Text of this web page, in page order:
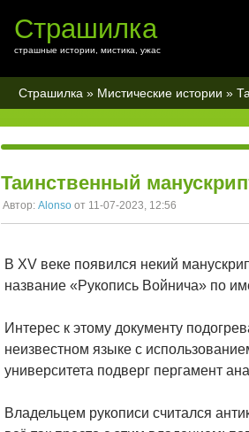
Страшилка
страшные истории, мистика, ужас
Страшилка » Мистические истории »
Таинственный
Автор: Alonso от 11-07-2023, 12:56
В XV веке появился некий
название «Рукопись Войнича» по
Интерес к этому документу
неизвестном языке с
университета подверг пергамент
Владельцем рукописи считался